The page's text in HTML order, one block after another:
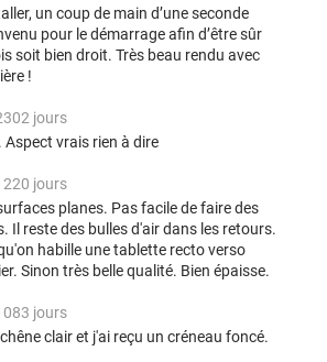
un coup de main d’une seconde
pour le démarrage afin d’être sûr
soit bien droit. Très beau rendu avec
!
jours
vrais rien à dire
jours
planes. Pas facile de faire des
Il reste des bulles d'air dans les retours.
habille une tablette recto verso
Sinon très belle qualité. Bien épaisse.
jours
clair et j'ai reçu un créneau foncé.